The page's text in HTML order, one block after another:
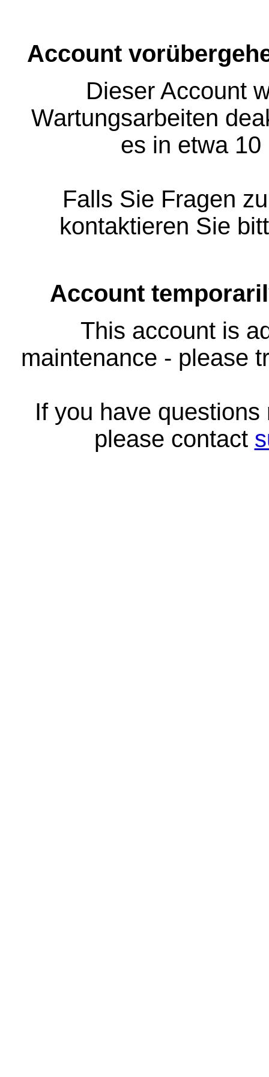
Account
Dieser Account
Wartungsarbeiten
es in etwa
Falls Sie Fragen
kontaktieren Sie
Account
This account is
maintenance - please
If you have
please contact